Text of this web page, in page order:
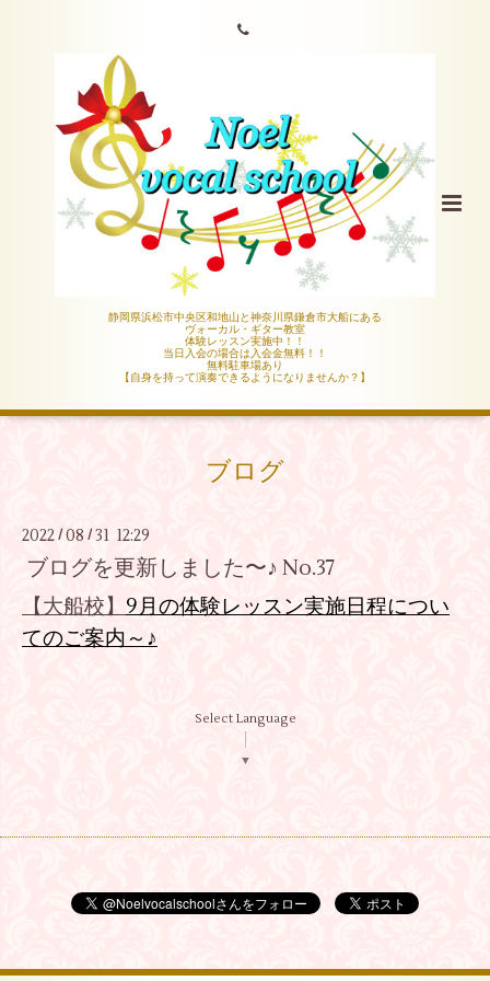
静岡県浜松市中央区和地山と神奈川県鎌倉市大船にある
ヴォーカル・ギター教室
体験レッスン実施中！！
当日入会の場合は入会金無料！！
無料駐車場あり
【自身を持って演奏できるようになりませんか？】
ブログ
2022 /08 / 31 12:29
ブログを更新しました〜♪ No.37
【大船校】 9月の体験レッスン実施日程につい
てのご案内～♪
Select Language
▼